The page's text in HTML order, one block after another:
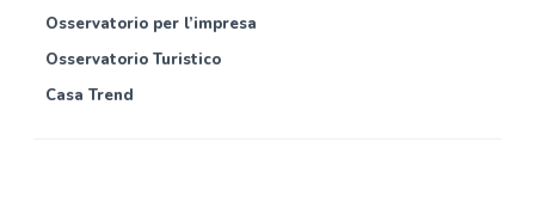
Osservatorio per l’impresa
Osservatorio Turistico
Casa Trend